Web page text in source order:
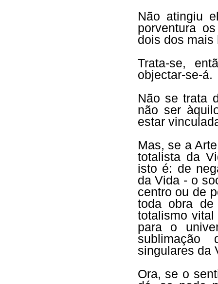
Não atingiu
porventura
dois dos mais
Trata-se,
objectar-se-á.
Não se trata
não ser
estar
Mas, se a
totalista da
isto é: de
da Vida - o
centro ou de
toda obra
totalismo
para o
sublimação
singulares da
Ora, se o